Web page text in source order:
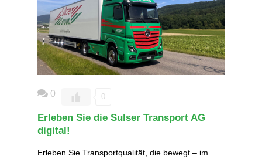
0 0
Erleben Sie die Sulser Transport AG
digital!
Erleben Sie Transportqualität, die bewegt – im